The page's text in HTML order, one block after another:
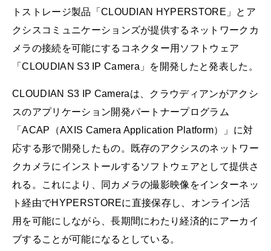
トストレージ製品「CLOUDIAN HYPERSTORE」とア
クシスコミュニケーションズが提供するネットワークカ
メラの接続を可能にするコネクター用ソフトウェア
「CLOUDIAN S3 IP Camera」を開発したと発表した。
CLOUDIAN S3 IP Cameraは、クラウディアンがアクシ
スのアプリケーション開発パートナープログラム
「ACAP（AXIS Camera Application Platform）」に対
応する形で開発したもの。既存のアクシスのネットワー
クカメラにインストールするソフトウェアとして提供さ
れる。これにより、同カメラの撮影映像をインターネッ
ト経由でHYPERSTOREに直接保存し、オンライン活
用を可能にしながら、長期間にわたり経済的にアーカイ
ブすることが可能になるとしている。